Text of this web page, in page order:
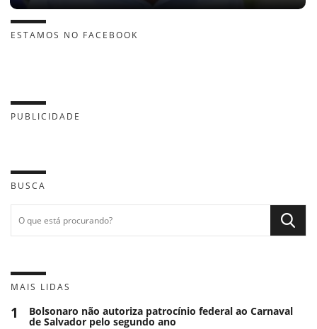
ESTAMOS NO FACEBOOK
PUBLICIDADE
BUSCA
MAIS LIDAS
1 Bolsonaro não autoriza patrocínio federal ao Carnaval
de Salvador pelo segundo ano